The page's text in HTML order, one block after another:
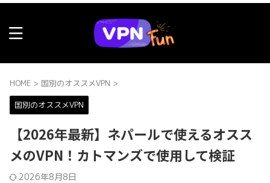
HOME > 国別のオススメVPN >
国別のオススメVPN
【2026年最新】ネパールで使えるオスス
メのVPN！カトマンズで使用して検証
2026年8月8日